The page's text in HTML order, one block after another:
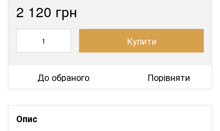
2 120 грн
Купити
До обраного Порівняти
Опис